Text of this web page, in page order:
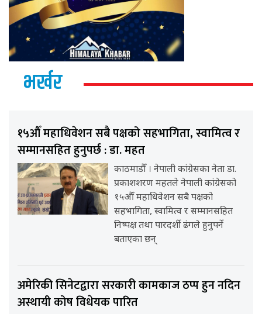
भर्खर
१५औँ महाधिवेशन सबै पक्षको सहभागिता, स्वामित्व र
सम्मानसहित हुनुपर्छ : डा. महत
काठमाडौँ । नेपाली कांग्रेसका नेता डा.
प्रकाशशरण महतले नेपाली कांग्रेसको
१५औँ महाधिवेशन सबै पक्षको
सहभागिता, स्वामित्व र सम्मानसहित
निष्पक्ष तथा पारदर्शी ढंगले हुनुपर्ने
बताएका छन्
अमेरिकी सिनेटद्वारा सरकारी कामकाज ठप्प हुन नदिन
अस्थायी कोष विधेयक पारित